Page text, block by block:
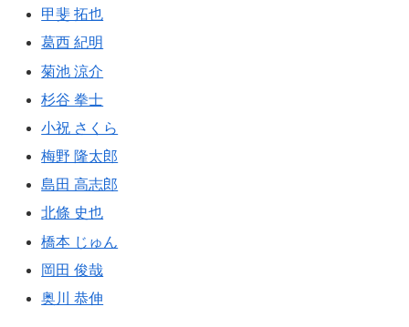
甲斐 拓也
葛西 紀明
菊池 涼介
杉谷 拳士
小祝 さくら
梅野 隆太郎
島田 高志郎
北條 史也
橋本 じゅん
岡田 俊哉
奥川 恭伸